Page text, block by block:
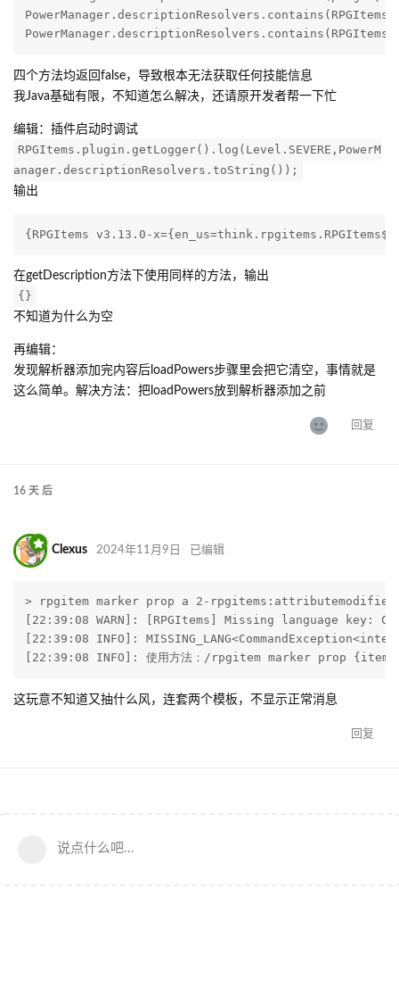
四个方法均返回false，导致根本无法获取任何技能信息
我Java基础有限，不知道怎么解决，还请原开发者帮一下忙
编辑：插件启动时调试
RPGItems.plugin.getLogger().log(Level.SEVERE,PowerM
anager.descriptionResolvers.toString());
输出
{RPGItems v3.13.0-
在getDescription方法下使用同样的方法，输出
{}
不知道为什么为空
再编辑：
发现解析器添加完内容后loadPowers步骤里会把它清空，事情就是
这么简单。解决方法：把loadPowers放到解析器添加之前
回复
16 天 后
Clexus 2024年11月9日 已编辑
> rpgitem marker prop a 2-
[22:39:08 WARN]: [RPGItems] Missing language key:
[22:39:08 INFO]:
[22:39:08 INFO]: 使用方法：/rpgitem marker prop
这玩意不知道又抽什么风，连套两个模板，不显示正常消息
回复
说点什么吧...